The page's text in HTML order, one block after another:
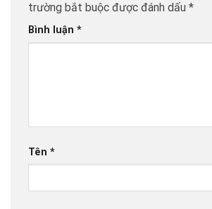
trường bắt buộc được đánh dấu *
Bình luận *
Tên *